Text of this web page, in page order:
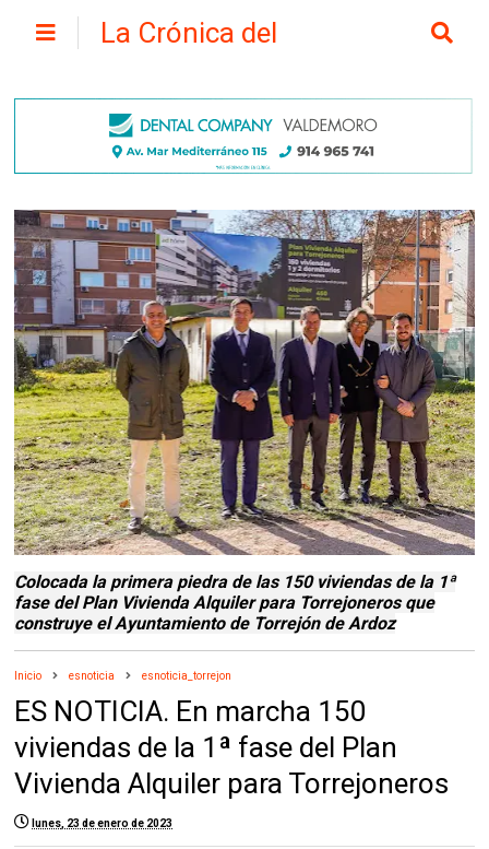
La Crónica del
Colocada la primera piedra de las 150 viviendas de la 1ª
fase del Plan Vivienda Alquiler para Torrejoneros que
construye el Ayuntamiento de Torrejón de Ardoz
Inicio esnoticia esnoticia_torrejon
ES NOTICIA. En marcha 150
viviendas de la 1ª fase del Plan
Vivienda Alquiler para Torrejoneros
lunes, 23 de enero de 2023